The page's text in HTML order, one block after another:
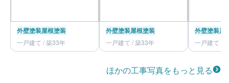
外壁塗装屋根塗装
一戸建て / 築33年
外壁塗装屋根塗装
一戸建て / 築33年
外壁塗装屋
一戸建て /
ほかの工事写真をもっと見る